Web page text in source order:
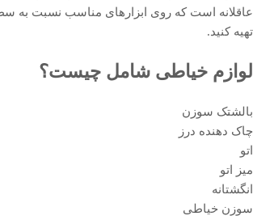
عاقلانه است که روی ابزارهای مناسب نسبت به
تهیه کنید.
لوازم خیاطی شامل چیست؟
بالشتک سوزن
چاک دهنده درز
اتو
میز اتو
انگشتانه
سوزن خیاطی